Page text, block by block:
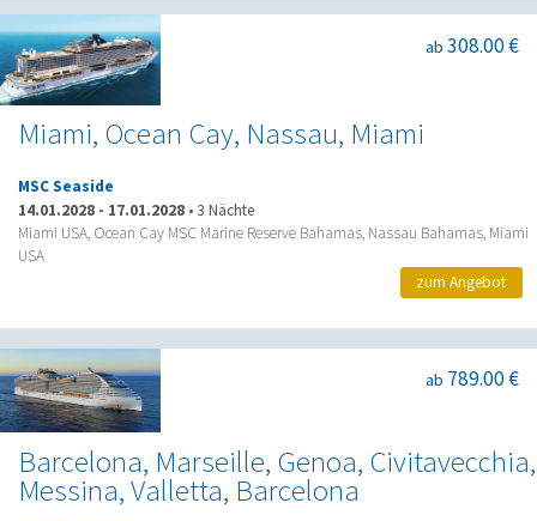
Miami, Ocean Cay, Nassau, Miami
ab 308.00 €
MSC Seaside
14.01.2028 - 17.01.2028 • 3 Nächte
Miami USA, Ocean Cay MSC Marine Reserve Bahamas, Nassau Bahamas, Miami
USA
zum Angebot
Barcelona, Marseille, Genoa, Civitavecchia,
Messina, Valletta, Barcelona
ab 789.00 €